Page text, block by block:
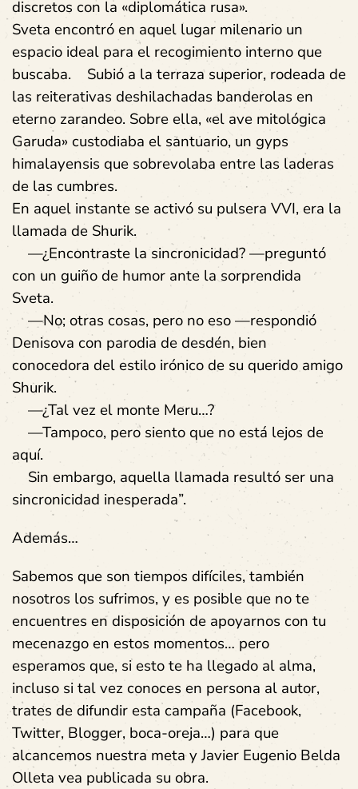
discretos con la «diplomática rusa».
Sveta encontró en aquel lugar milenario un
espacio ideal para el recogimiento interno que
buscaba. Subió a la terraza superior, rodeada de
las reiterativas deshilachadas banderolas en
eterno zarandeo. Sobre ella, «el ave mitológica
Garuda» custodiaba el santuario, un gyps
himalayensis que sobrevolaba entre las laderas
de las cumbres.
En aquel instante se activó su pulsera VVI, era la
llamada de Shurik.
—¿Encontraste la sincronicidad? —preguntó
con un guiño de humor ante la sorprendida
Sveta.
—No; otras cosas, pero no eso —respondió
Denisova con parodia de desdén, bien
conocedora del estilo irónico de su querido amigo
Shurik.
—¿Tal vez el monte Meru…?
—Tampoco, pero siento que no está lejos de
aquí.
Sin embargo, aquella llamada resultó ser una
sincronicidad inesperada”.
Además…
Sabemos que son tiempos difíciles, también
nosotros los sufrimos, y es posible que no te
encuentres en disposición de apoyarnos con tu
mecenazgo en estos momentos… pero
esperamos que, si esto te ha llegado al alma,
incluso si tal vez conoces en persona al autor,
trates de difundir esta campaña (Facebook,
Twitter, Blogger, boca-oreja…) para que
alcancemos nuestra meta y Javier Eugenio Belda
Olleta vea publicada su obra.